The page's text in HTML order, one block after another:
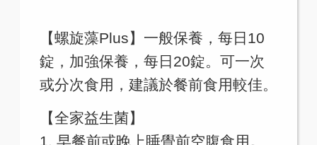
【螺旋藻Plus】一般保養，每日10
錠，加強保養，每日20錠。可一次
或分次食用，建議於餐前食用較佳。
【全家益生菌】
1. 早餐前或晚上睡覺前空腹食用。